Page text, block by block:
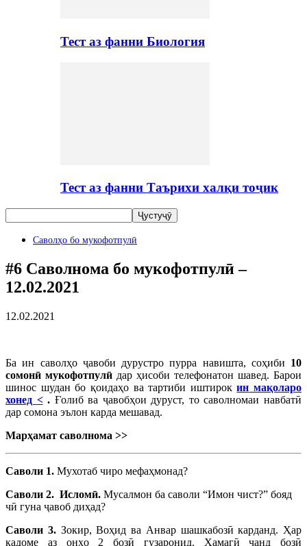
Тест аз фанни Биология
Тест аз фанни Таърихи халқи тоҷик
Саволҳо бо мукофотпулӣ
#6 Саволнома бо мукофотпулӣ –
12.02.2021
12.02.2021
Ба ин саволҳо ҷавоби дурустро пурра навишта, соҳиби 10
сомонӣ мукофотпулӣ дар ҳисоби телефонатон шавед. Барои
шинос шудан бо қоидаҳо ва тартиби иштирокин мақоларо
хонед <. Ғолиб ва ҷавобҳои дуруст, то саволномаи навбатӣ
дар сомона эълон карда мешавад.
Марҳамат саволнома >>
Саволи 1. Мухотаб чиро мефаҳмонад?
Саволи 2. Исломӣ. Мусалмон ба саволи “Имон чист?” бояд
чӣ гуна ҷавоб диҳад?
Саволи 3.Зокир, Воҳид ва Анвар шашкабозӣ карданд. Ҳар
кадоме аз онҳо 2 бозӣ гузаронид. Ҳамагӣ чанд бозӣ